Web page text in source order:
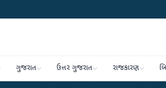
ગુજરાત ઉત્તર ગુજરાત રાજકારણ